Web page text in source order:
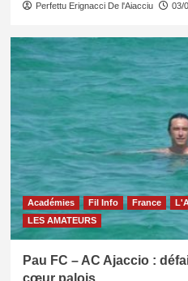
Perfettu Erignacci De l'Aiacciu 03/
Académies Fil Info France
LES AMATEURS
Pau FC – AC Ajaccio :